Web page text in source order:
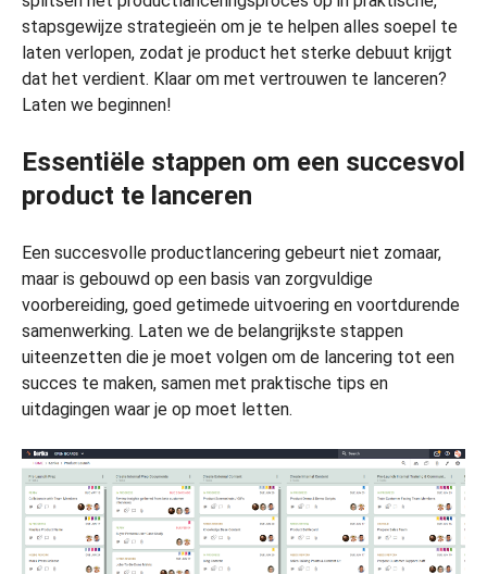
stapsgewijze strategieën om je te helpen alles soepel te
laten verlopen, zodat je product het sterke debuut krijgt
dat het verdient. Klaar om met vertrouwen te lanceren?
Laten we beginnen!
Essentiële stappen om een succesvol
product te lanceren
Een succesvolle productlancering gebeurt niet zomaar,
maar is gebouwd op een basis van zorgvuldige
voorbereiding, goed getimede uitvoering en voortdurende
samenwerking. Laten we de belangrijkste stappen
uiteenzetten die je moet volgen om de lancering tot een
succes te maken, samen met praktische tips en
uitdagingen waar je op moet letten.